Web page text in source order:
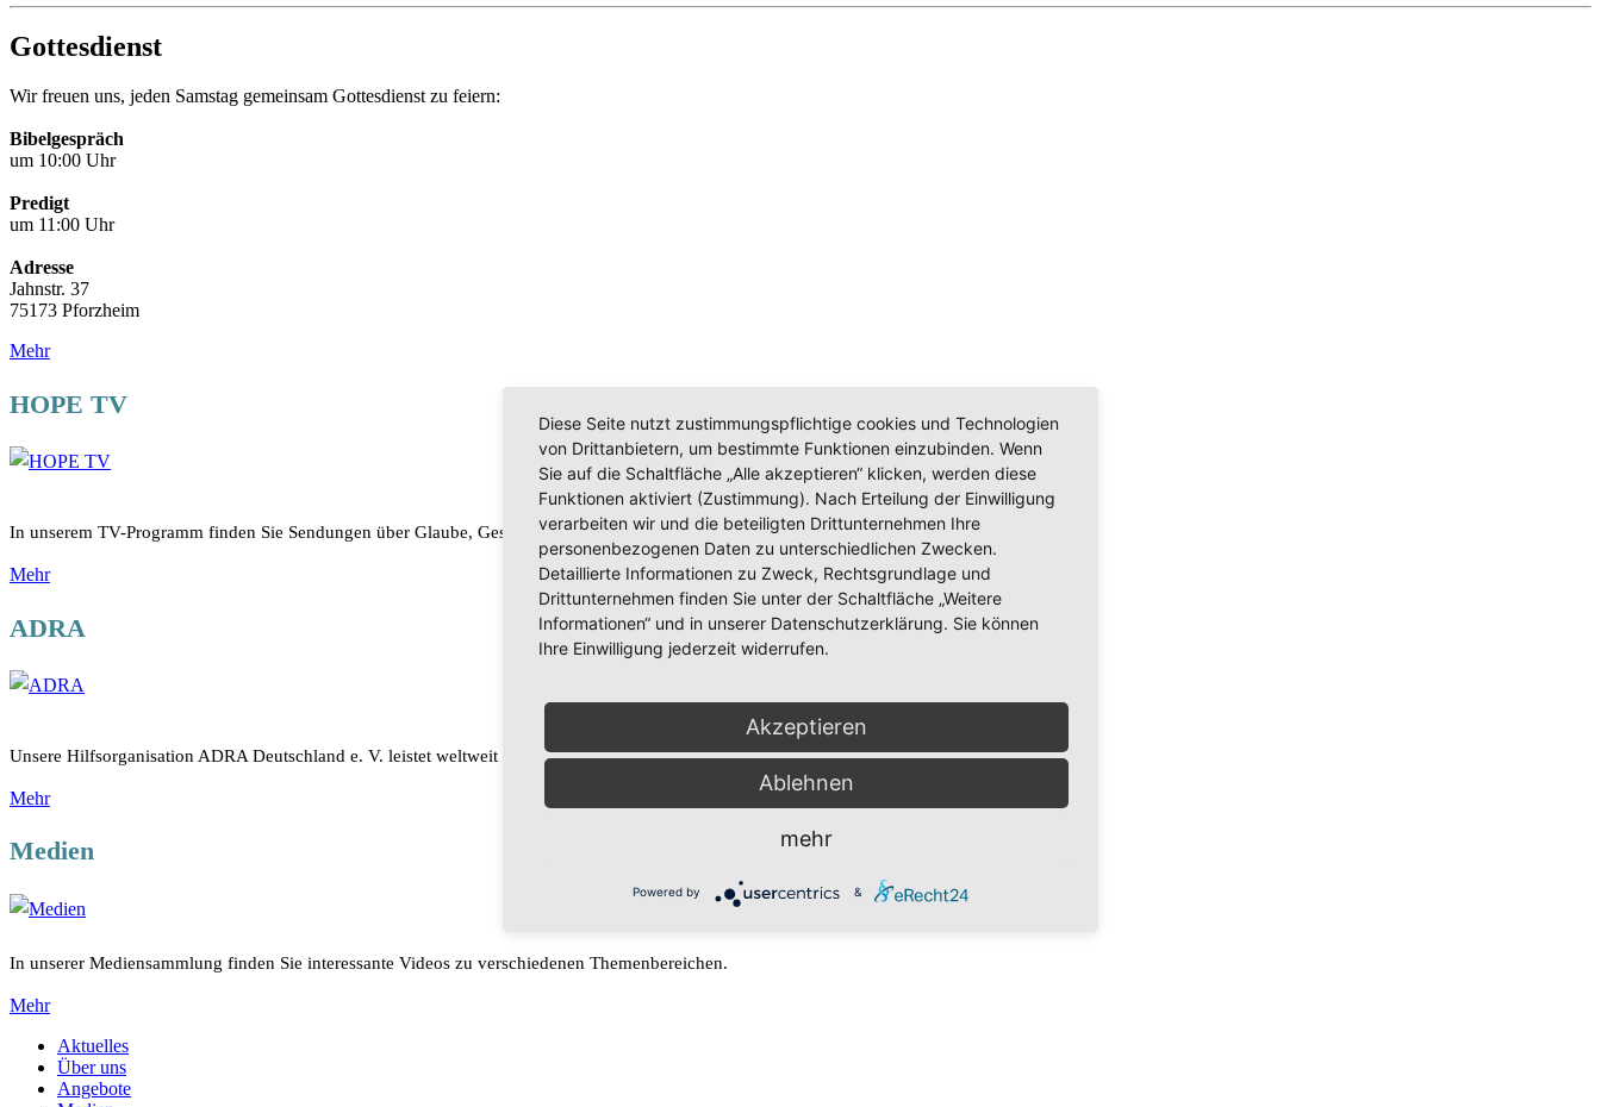
Gottesdienst
Wir freuen uns, jeden Samstag gemeinsam Gottesdienst zu feiern:
Bibelgespräch
um 10:00 Uhr
Predigt
um 11:00 Uhr
Adresse
Jahnstr. 37
75173 Pforzheim
Mehr
HOPE TV
In unserem TV-Programm finden Sie Sendungen über Glaube, Gesundheit, Familie und vielen weiteren Themen.
Mehr
ADRA
Unsere Hilfsorganisation ADRA Deutschland e. V. leistet weltweit Unterstützung für Menschen in Not.
Mehr
Medien
In unserer Mediensammlung finden Sie interessante Videos zu verschiedenen Themenbereichen.
Mehr
Aktuelles
Über uns
Angebote
Diese Seite nutzt zustimmungspflichtige cookies und Technologien
von Drittanbietern, um bestimmte Funktionen einzubinden. Wenn
Sie auf die Schaltfläche „Alle akzeptieren“ klicken, werden diese
Funktionen aktiviert (Zustimmung). Nach Erteilung der Einwilligung
verarbeiten wir und die beteiligten Drittunternehmen Ihre
personenbezogenen Daten zu unterschiedlichen Zwecken.
Detaillierte Informationen zu Zweck, Rechtsgrundlage und
Drittunternehmen finden Sie unter der Schaltfläche „Weitere
Informationen“ und in unserer Datenschutzerklärung. Sie können
Ihre Einwilligung jederzeit widerrufen.
Akzeptieren
Ablehnen
mehr
Powered by &